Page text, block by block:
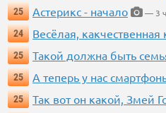
25
Астерикс - начало
— 3
24
Весёлая, какчественная
25
Такой должна быть
25
А теперь у нас
25
Так вот он какой, Змей